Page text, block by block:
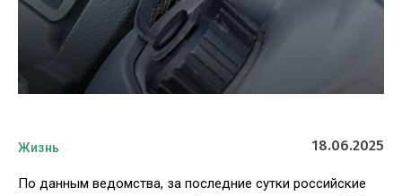
Жизнь 18.06.2025
По данным ведомства, за последние сутки российские